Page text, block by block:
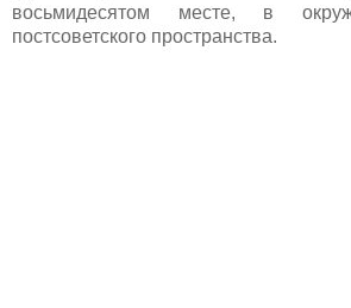
восьмидесятом месте, в
постсоветского пространства.